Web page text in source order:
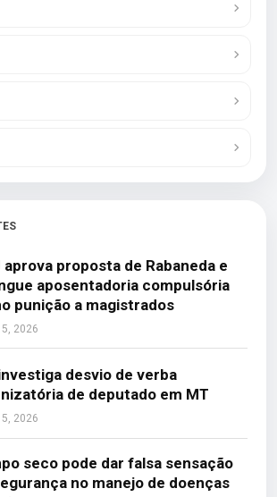
aprova proposta de Rabaneda e
aposentadoria compulsória
punição a magistrados
2026
desvio de verba
de deputado em MT
5, 2026
seco pode dar falsa sensação
no manejo de doenças